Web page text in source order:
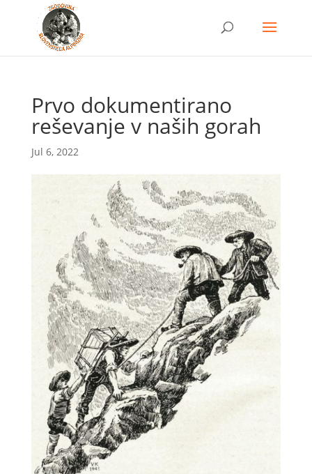
Prvo dokumentirano
reševanje v naših gorah
Jul 6, 2022